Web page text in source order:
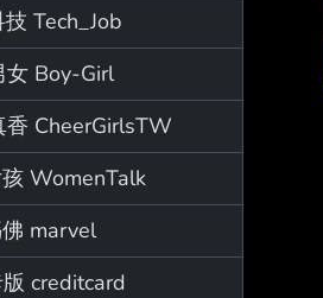
Tech_Job
Boy-Girl
CheerGirlsTW
孩 WomenTalk
marvel
creditcard